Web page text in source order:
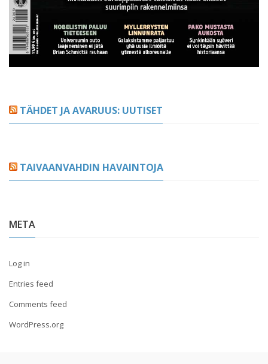
TÄHDET JA AVARUUS: UUTISET
TAIVAANVAHDIN HAVAINTOJA
META
Log in
Entries feed
Comments feed
WordPress.org